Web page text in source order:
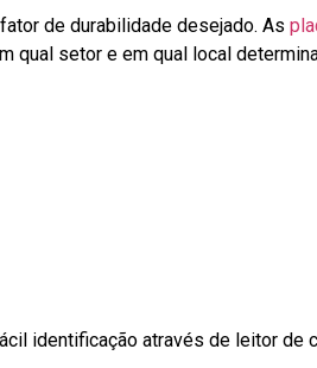
de durabilidade desejado. As
qual setor e em qual local
identificação através de leitor de